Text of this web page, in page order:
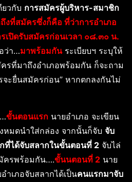
ยวกับ การสมัครผู้บริหาร-สมาชิก
งที่สมัครซึ่งก็คือ ที่ว่าการอำเภอ
เปิดรับสมัครก่อนเวลา ๐๘.๓๐ น.
ว่า…มาพร้อมกันระเบียบฯ ระบุให้
รที่มาถึงอำเภอพร้อมกัน ก็จะถาม
จะยื่นสมัครก่อน” หากตกลงกันไม่
ขั้นตอนแรก นายอำเภอ จะเขียน
มดนำใส่กล่อง จากนั้นก็จับ จับ
ที่ได้จับสลากในขั้นตอนที่ 2 จับไล่
ครพร้อมกัน….ขั้นนตอนที่ 2 นาย
ำเภอจับสลากได้เป็นคนแรกมาจับ